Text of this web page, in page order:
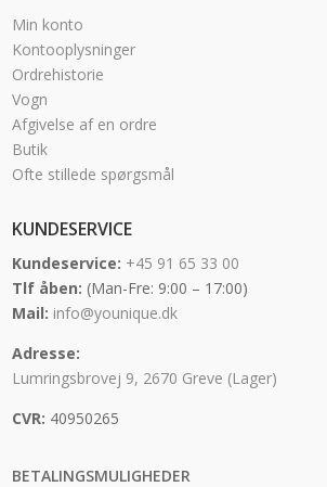
Min konto
Kontooplysninger
Ordrehistorie
Vogn
Afgivelse af en ordre
Butik
Ofte stillede spørgsmål
KUNDESERVICE
Kundeservice: +45 91 65 33 00
Tlf åben: (Man-Fre: 9:00 – 17:00)
Mail: info@younique.dk
Adresse:
Lumringsbrovej 9, 2670 Greve (Lager)
CVR: 40950265
BETALINGSMULIGHEDER